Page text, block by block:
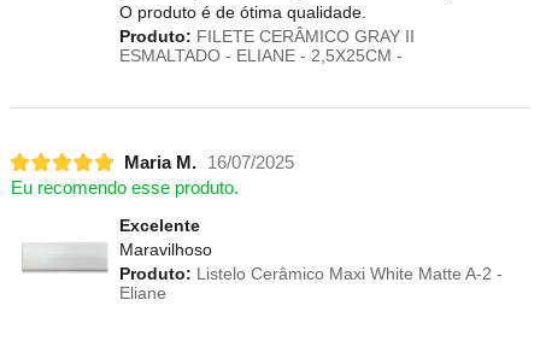
O produto é de ótima qualidade.
Produto: FILETE CERÂMICO GRAY II
ESMALTADO - ELIANE - 2,5X25CM -
Maria M.
16/07/2025
Eu recomendo esse produto.
Excelente
Maravilhoso
Produto: Listelo Cerâmico Maxi White Matte A-2 -
Eliane